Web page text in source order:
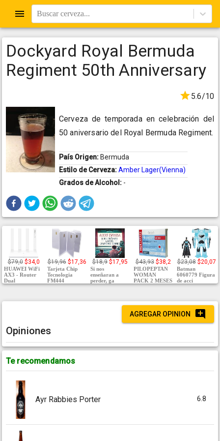
Buscar cerveza...
Dockyard Royal Bermuda
Regiment 50th Anniversary
5.6/10
Cerveza de temporada en celebración del
50 aniversario del Royal Bermuda Regiment.
País Origen: Bermuda
Estilo de Cerveza:Amber Lager(Vienna)
Grados de Alcohol: -
$79,0 $34,0
HUAWEI WiFi
AX3 - Router
Dual
$19,96 $17,36
Tarjeta Chip
Tecnologia
FM444
$18,9 $17,95
Si nos
enseñaran a
perder, ga
$43,93 $38,2
PILOPEPTAN
WOMAN
PACK 2 MESES
$23,08 $20,07
Batman
6060779 Figura
de acci
AGREGAR OPINION
Opiniones
Te recomendamos
Ayr Rabbies Porter 6.8